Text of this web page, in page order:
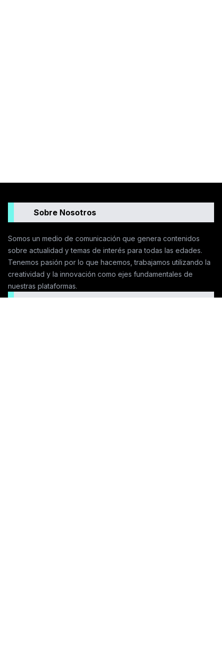
Sobre Nosotros
Somos un medio de comunicación que genera contenidos
sobre actualidad y temas de interés para todas las edades.
Tenemos pasión por lo que hacemos, trabajamos utilizando la
creatividad y la innovación como ejes fundamentales de
nuestras plataformas.